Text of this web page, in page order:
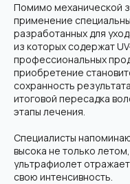
Помимо механической
применение
разработанных для
из которых содержат
профессиональных
приобретение
сохранность
итоговой пересадка
этапы лечения.
Специалисты
высока не только
ультрафиолет
свою интенсивность.